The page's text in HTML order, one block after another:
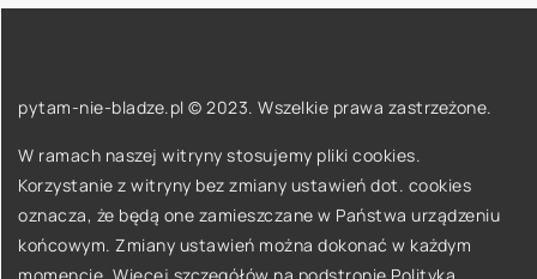
pytam-nie-bladze.pl © 2023. Wszelkie prawa zastrzeżone.
W ramach naszej witryny stosujemy pliki cookies.
Korzystanie z witryny bez zmiany ustawień dot. cookies
oznacza, że będą one zamieszczane w Państwa urządzeniu
końcowym. Zmiany ustawień można dokonać w każdym